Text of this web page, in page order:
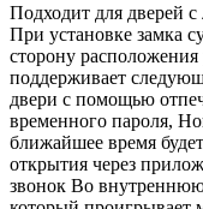
Подходит для дверей
При установке замка
сторону
поддерживает
двери с помощью
временного пароля,
ближайшее время
открытия через
звонок Во